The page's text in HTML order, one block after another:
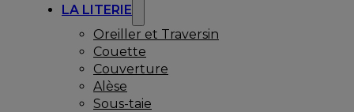
LA LITERIE
Oreiller et Traversin
Couette
Couverture
Alèse
Sous-taie